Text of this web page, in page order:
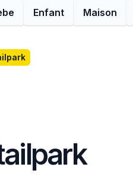
Enfant Maison